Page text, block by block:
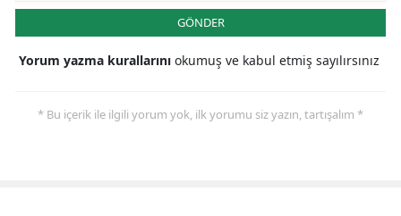
GÖNDER
Yorum yazma kurallarını okumuş ve kabul etmiş sayılırsınız
* Bu içerik ile ilgili yorum yok, ilk yorumu siz yazın, tartışalım *